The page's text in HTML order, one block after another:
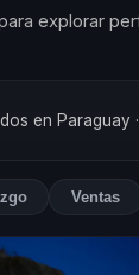
explorar
en Paraguay
Ventas